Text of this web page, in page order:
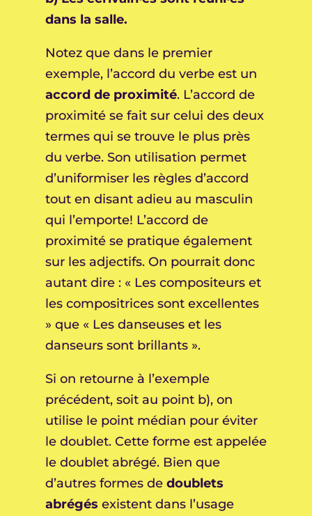
dans la salle.
Notez que dans le premier
exemple, l’accord du verbe est un
accord de proximité. L’accord de
proximité se fait sur celui des deux
termes qui se trouve le plus près
du verbe. Son utilisation permet
d’uniformiser les règles d’accord
tout en disant adieu au masculin
qui l’emporte! L’accord de
proximité se pratique également
sur les adjectifs. On pourrait donc
autant dire : « Les compositeurs et
les compositrices sont excellentes
» que « Les danseuses et les
danseurs sont brillants ».
Si on retourne à l’exemple
précédent, soit au point b), on
utilise le point médian pour éviter
le doublet. Cette forme est appelée
le doublet abrégé. Bien que
d’autres formes de doublets
abrégés existent dans l’usage